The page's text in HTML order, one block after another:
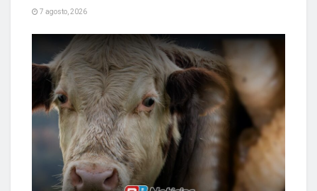
7 agosto, 2026